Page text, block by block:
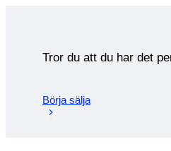
Tror du att du har det
Börja sälja